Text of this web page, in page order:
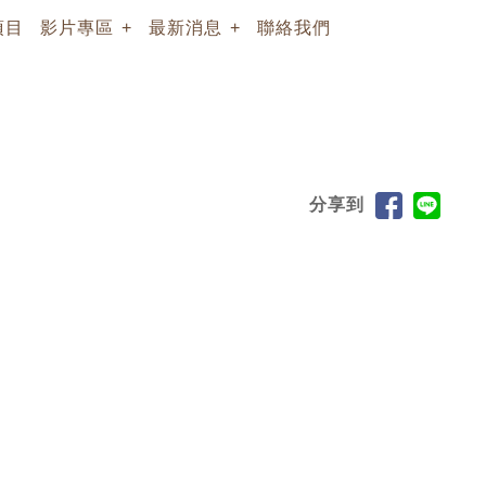
影片專區 最新消息 聯絡我們
分享到